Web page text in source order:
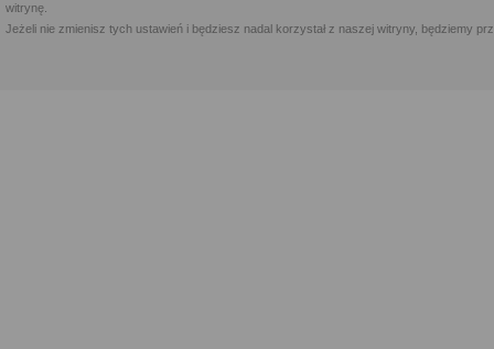
witrynę.
Jeżeli nie zmienisz tych ustawień i będziesz nadal korzystał z naszej witryny, będziemy